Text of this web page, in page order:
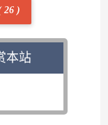
26 )
本站